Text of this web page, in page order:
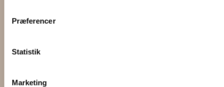
Præferencer
Statistik
Marketing